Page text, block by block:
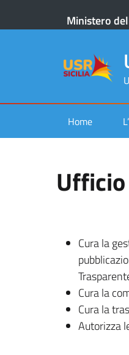
Ministero
Home
Cura la
Cura la
Cura la
Autorizza